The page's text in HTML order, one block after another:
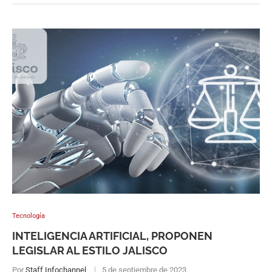
Tecnología
INTELIGENCIA ARTIFICIAL, PROPONEN
LEGISLAR AL ESTILO JALISCO
Por Staff Infochannel 5 de septiembre de 2023